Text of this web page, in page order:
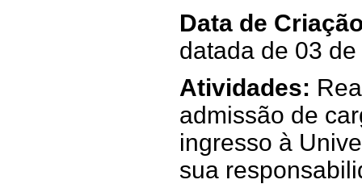
Data de
datada de 03
Atividades:
admissão de
ingresso à
sua